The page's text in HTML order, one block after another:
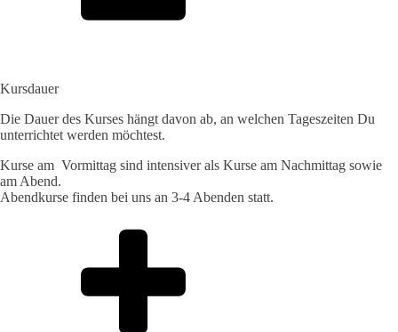
Kursdauer
Die Dauer des Kurses hängt davon ab, an welchen Tageszeiten Du
unterrichtet werden möchtest.
Kurse am Vormittag sind intensiver als Kurse am Nachmittag sowie
am Abend.
Abendkurse finden bei uns an 3-4 Abenden statt.